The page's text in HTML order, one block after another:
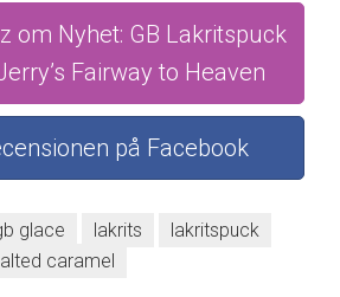
om Nyhet: GB Lakritspuck
Fairway to Heaven
på Facebook
glace lakrits
lakritspuck
caramel